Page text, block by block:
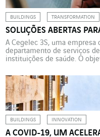
BUILDINGS TRANSFORMATION
SOLUÇÕES ABERTAS
A Cegelec 3S, uma empresa
departamento de serviços
instituições de saúde. O
ecossistema aberto. O
e o desejo dos poderes
BUILDINGS INNOVATION
A COVID-19, UM